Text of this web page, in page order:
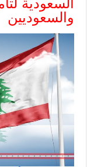
والسعوديين